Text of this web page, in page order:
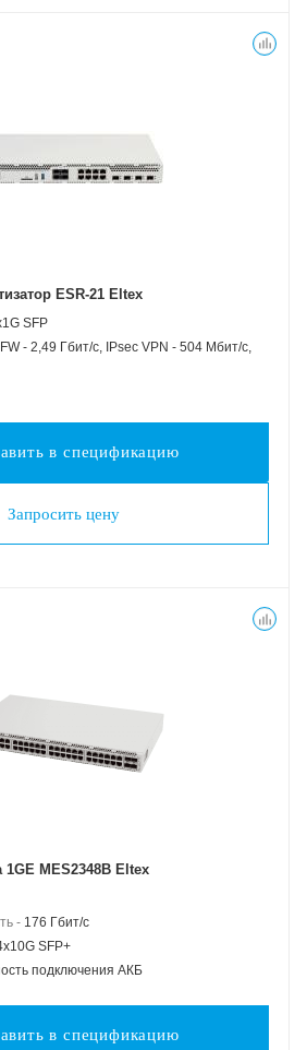
ESR-21 Eltex
SFP
FW - 2,49 Гбит/c, IPsec VPN - 504 Мбит/c,
в спецификацию
Запросить цену
MES2348B Eltex
- 176 Гбит/с
SFP+
подключения АКБ
в спецификацию